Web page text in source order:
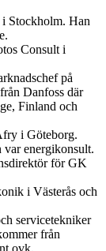
Stockholm. Han
Consult i
på
Danfoss där
Finland och
i Göteborg.
energikonsult.
för GK
i Västerås och
servicetekniker
från
ovk.